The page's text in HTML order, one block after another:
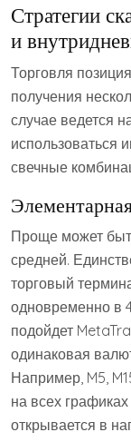
Стратегии
и
Торговля
получения
случае ведется
использоваться
свечные
Проще может
средней.
торговый
одновременно в
подойдет
одинаковая
Например, M5,
на всех
открывается в